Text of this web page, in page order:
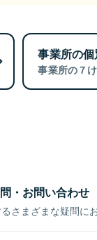
事業所の
事業所の７
・お問い合わせ
さまざまな疑問に